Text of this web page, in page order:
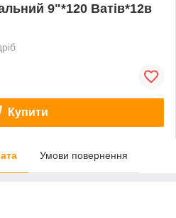
9"*120 Ватів*12в
Купити
Умови повернення